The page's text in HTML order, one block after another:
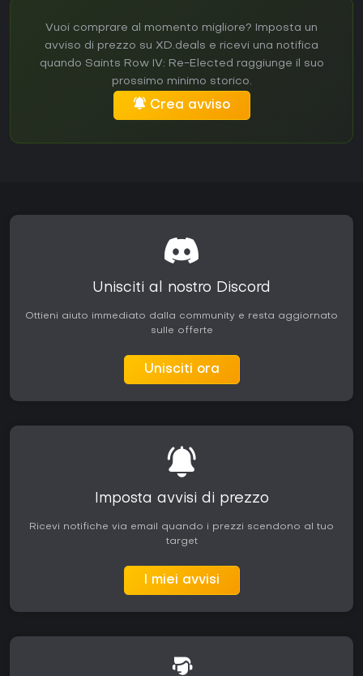
Vuoi comprare al momento migliore? Imposta un
avviso di prezzo su XD.deals e ricevi una notifica
quando Saints Row IV: Re-Elected raggiunge il suo
prossimo minimo storico.
Crea avviso
Unisciti al nostro Discord
Ottieni aiuto immediato dalla community e resta aggiornato
sulle offerte
Unisciti ora
Imposta avvisi di prezzo
Ricevi notifiche via email quando i prezzi scendono al tuo
target
I miei avvisi